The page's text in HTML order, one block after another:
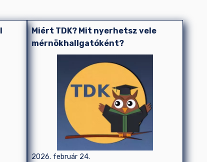
Miért TDK? Mit nyerhetsz vele
mérnökhallgatóként?
2026. február 24.